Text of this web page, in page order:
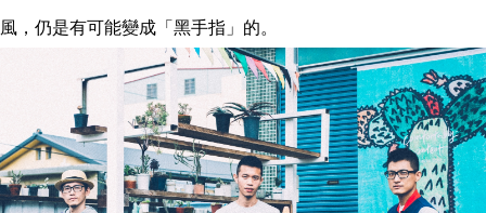
風，仍是有可能變成「黑手指」的。